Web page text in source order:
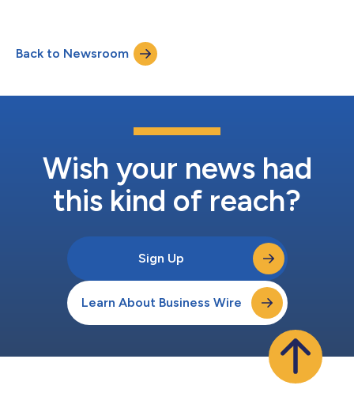
d'actions à revenu élevé Symbole TSX* Distribution FNB
Harvest d’actions à revenu élevé Eli Lilly LLYH 0,1600 $ par uni...
Back to Newsroom
Wish your news had
this kind of reach?
Sign Up
Learn About Business Wire